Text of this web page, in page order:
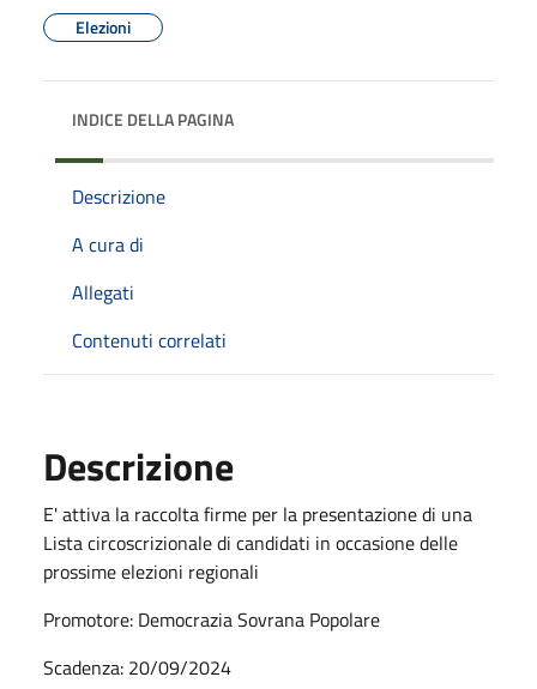
Elezioni
INDICE DELLA PAGINA
Descrizione
A cura di
Allegati
Contenuti correlati
Descrizione
E' attiva la raccolta firme per la presentazione di una
Lista circoscrizionale di candidati in occasione delle
prossime elezioni regionali
Promotore: Democrazia Sovrana Popolare
Scadenza: 20/09/2024